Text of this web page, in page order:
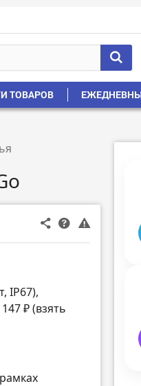
ТОВАРОВ
IP67),
₽ (взять